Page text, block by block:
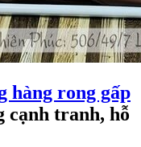
hàng rong gấp
cạnh tranh, hỗ